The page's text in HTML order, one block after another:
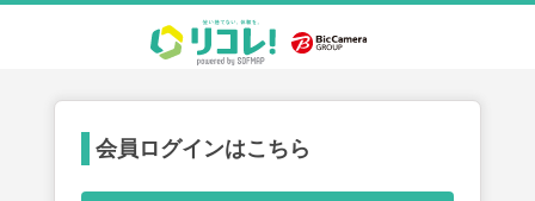
会員ログインはこちら